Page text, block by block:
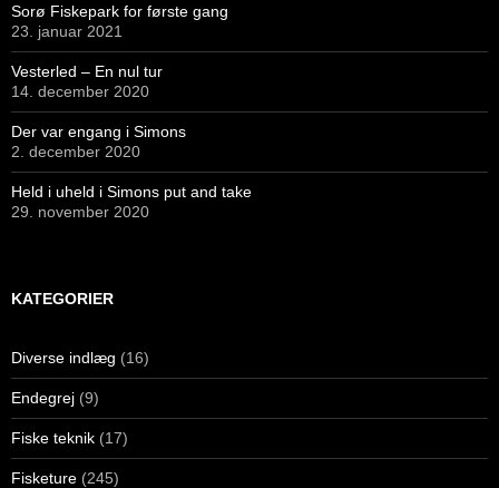
Sorø Fiskepark for første gang
23. januar 2021
Vesterled – En nul tur
14. december 2020
Der var engang i Simons
2. december 2020
Held i uheld i Simons put and take
29. november 2020
KATEGORIER
Diverse indlæg (16)
Endegrej (9)
Fiske teknik (17)
Fisketure (245)